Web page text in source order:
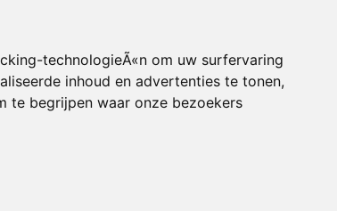
technologieÃ«n om uw surfervaring
inhoud en advertenties te tonen,
te begrijpen waar onze bezoekers